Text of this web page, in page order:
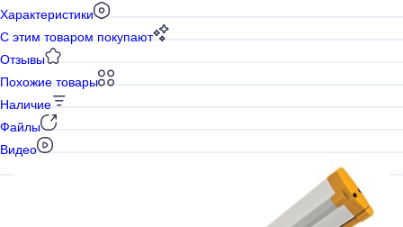
Характеристики
С этим товаром покупают
Отзывы
Похожие товары
Наличие
Файлы
Видео